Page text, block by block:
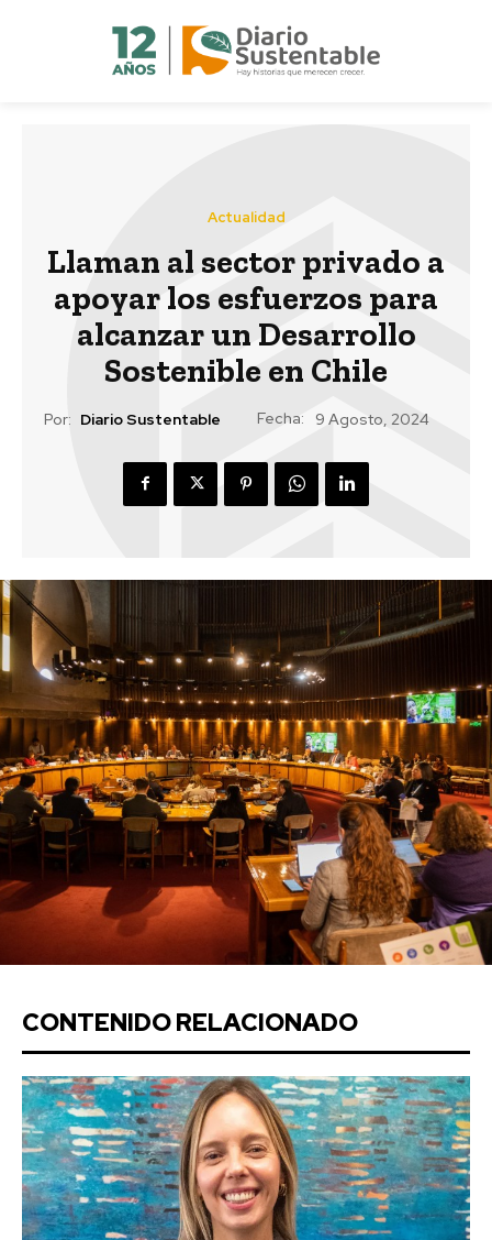
Actualidad
Llaman al sector privado a
apoyar los esfuerzos para
alcanzar un Desarrollo
Sostenible en Chile
Por: Diario Sustentable Fecha: 9 Agosto, 2024
CONTENIDO RELACIONADO